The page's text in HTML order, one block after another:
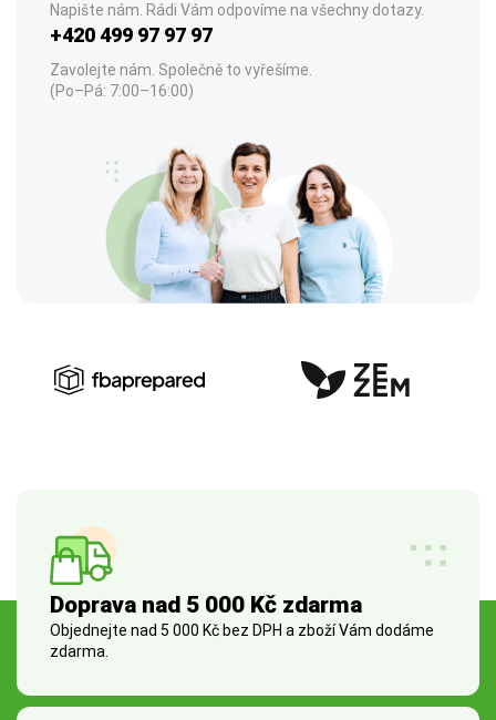
Napište nám. Rádi Vám odpovíme na všechny dotazy.
+420 499 97 97 97
Zavolejte nám. Společně to vyřešíme.
(Po–Pá: 7:00–16:00)
Doprava nad 5 000 Kč zdarma
Objednejte nad 5 000 Kč bez DPH a zboží Vám dodáme
zdarma.